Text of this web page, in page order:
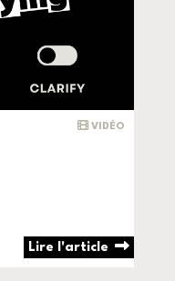
VIDÉO
Lire l'article